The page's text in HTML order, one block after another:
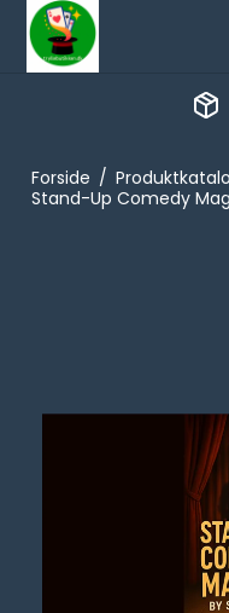
Forside /
Stand-Up Comedy